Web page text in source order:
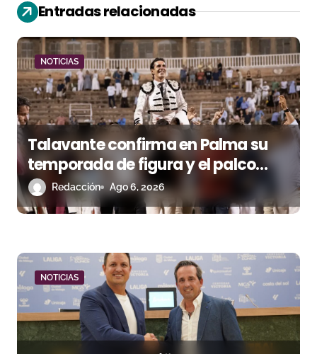
i
ó
n
d
e
e
n
t
r
a
d
a
Entradas relacionadas
NOTICIAS
Talavante confirma en Palma su
temporada de figura y el palco
niega el premio a Roca Rey
Redacción Ago 6, 2026
NOTICIAS